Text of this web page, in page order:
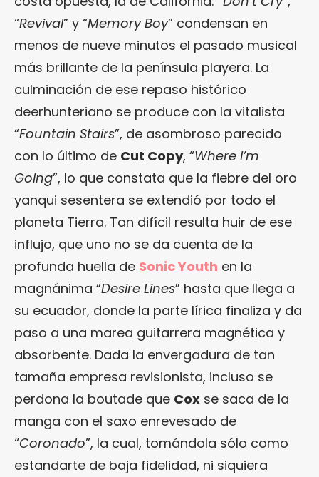
“Revival” y “Memory Boy” condensan en
menos de nueve minutos el pasado musical
más brillante de la península playera. La
culminación de ese repaso histórico
deerhunteriano se produce con la vitalista
“Fountain Stairs”, de asombroso parecido
con lo último de Cut Copy, “Where I’m
Going”, lo que constata que la fiebre del oro
yanqui sesentera se extendió por todo el
planeta Tierra. Tan difícil resulta huir de ese
influjo, que uno no se da cuenta de la
profunda huella de Sonic Youth en la
magnánima “Desire Lines” hasta que llega a
su ecuador, donde la parte lírica finaliza y da
paso a una marea guitarrera magnética y
absorbente. Dada la envergadura de tan
tamaña empresa revisionista, incluso se
perdona la boutade que Cox se saca de la
manga con el saxo enrevesado de
“Coronado”, la cual, tomándola sólo como
estandarte de baja fidelidad, ni siquiera